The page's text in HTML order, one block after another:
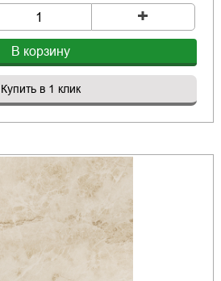
+
В корзину
Купить в 1 клик